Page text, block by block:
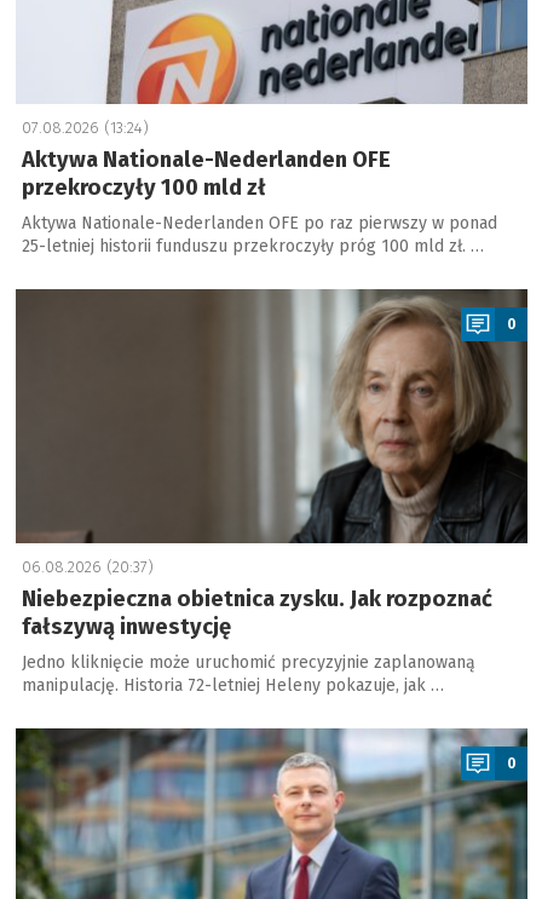
07.08.2026 (13:24)
Aktywa Nationale-Nederlanden OFE
przekroczyły 100 mld zł
Aktywa Nationale-Nederlanden OFE po raz pierwszy w ponad
25-letniej historii funduszu przekroczyły próg 100 mld zł. …
a
0
06.08.2026 (20:37)
Niebezpieczna obietnica zysku. Jak rozpoznać
fałszywą inwestycję
Jedno kliknięcie może uruchomić precyzyjnie zaplanowaną
manipulację. Historia 72-letniej Heleny pokazuje, jak …
a
0